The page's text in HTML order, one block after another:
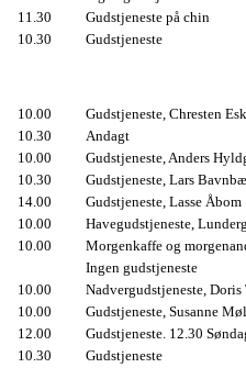
11.30
Gudstjeneste på chin
10.30 Gudstjeneste
10.00
Gudstjeneste, Chresten
10.30
Andagt
10.00
Gudstjeneste, Anders
10.30
Gudstjeneste, Lars
14.00
Gudstjeneste, Lasse Åbom
10.00
Havegudstjeneste,
10.00
Morgenkaffe og
Ingen gudstjeneste
10.00
Nadvergudstjeneste,
10.00
Gudstjeneste, Susanne
12.00
Gudstjeneste. 12.30
10.30 Gudstjeneste